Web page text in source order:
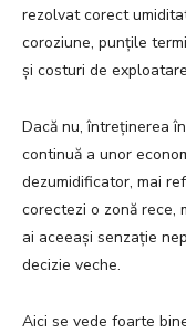
rezolvat corect
coroziune, punțile
și costuri de
Dacă nu, întreținerea
continuă a unor
dezumidificator, mai
corectezi o zonă rece,
ai aceeași senzație
decizie veche.
Aici se vede foarte